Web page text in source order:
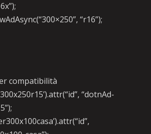
“r16”);
compatibilità
“dotnAd-